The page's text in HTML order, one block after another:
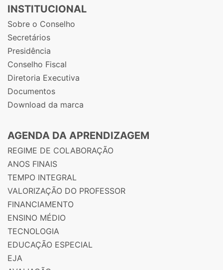
INSTITUCIONAL
Sobre o Conselho
Secretários
Presidência
Conselho Fiscal
Diretoria Executiva
Documentos
Download da marca
AGENDA DA APRENDIZAGEM
REGIME DE COLABORAÇÃO
ANOS FINAIS
TEMPO INTEGRAL
VALORIZAÇÃO DO PROFESSOR
FINANCIAMENTO
ENSINO MÉDIO
TECNOLOGIA
EDUCAÇÃO ESPECIAL
EJA